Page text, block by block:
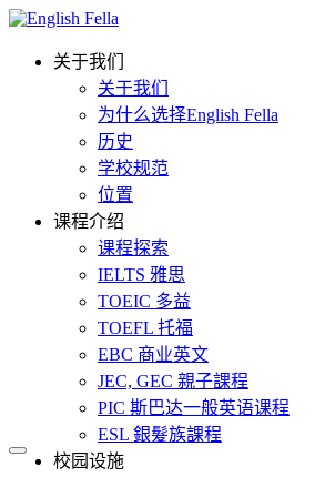
关于我们
关于我们
为什么选择English Fella
历史
学校规范
位置
课程介绍
课程探索
IELTS 雅思
TOEIC 多益
TOEFL 托福
EBC 商业英文
JEC, GEC 親子課程
PIC 斯巴达一般英语课程
ESL 銀髮族課程
校园设施